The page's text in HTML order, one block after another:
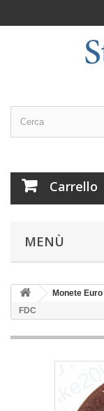
Carrello
MENÙ
Monete Euro
FDC